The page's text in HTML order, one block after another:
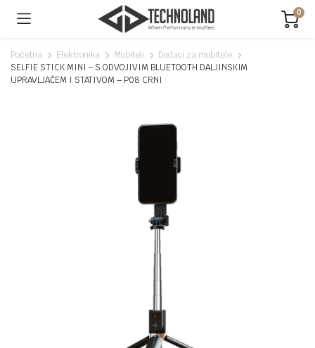
0
Početna Elektronika Mobiteli
Dodaci za mobitele
SELFIE STICK MINI – S ODVOJIVIM BLUETOOTH DALJINSKIM
UPRAVLJAČEM I STATIVOM – P08 CRNI